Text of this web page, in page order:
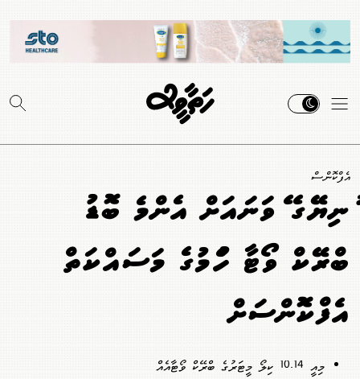
އެފްކޮންސް
ދުނިޔޭގެ ދެވަނައަށް އެންމެ ބޮޑު
ބްރޭކް ވޯޓާ ހެދުމުގެ މަސައްކަތް
އެފްކޮންސަށް
މިއީ 10.14 ކިލޯ މީޓަރުގެ ބްރޭކް ވޯޓާއެއް